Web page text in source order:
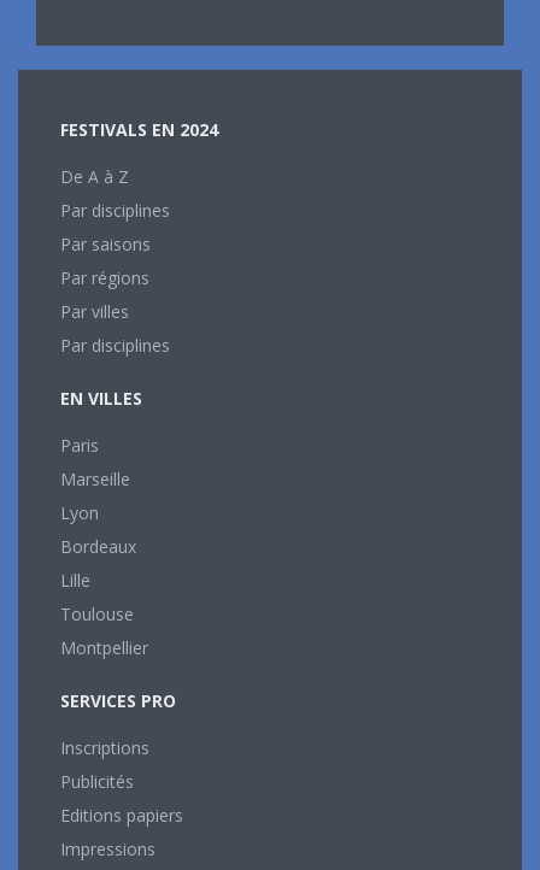
FESTIVALS EN 2024
De A à Z
Par disciplines
Par saisons
Par régions
Par villes
Par disciplines
EN VILLES
Paris
Marseille
Lyon
Bordeaux
Lille
Toulouse
Montpellier
SERVICES PRO
Inscriptions
Publicités
Editions papiers
Impressions